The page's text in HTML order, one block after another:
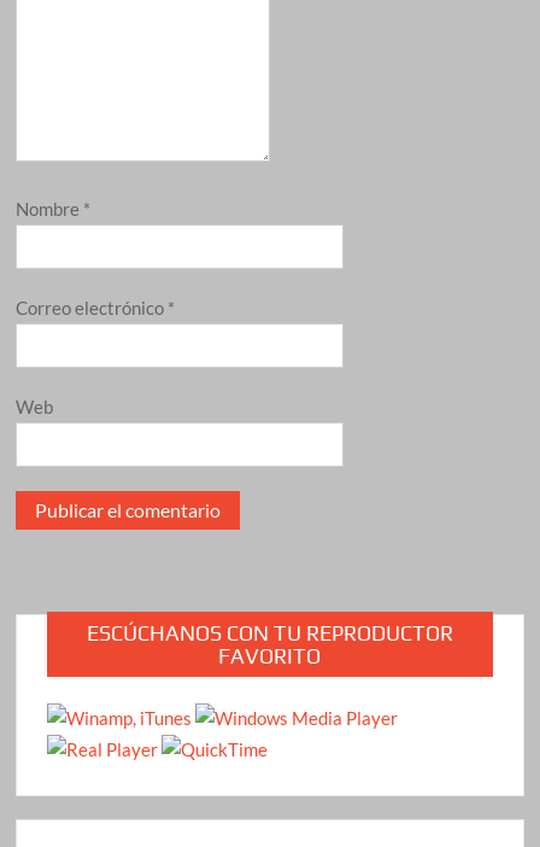
Nombre *
Correo electrónico *
Web
ESCÚCHANOS CON TU REPRODUCTOR
FAVORITO